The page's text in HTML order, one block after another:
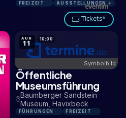
FREIZEIT AUSSTELLUNGEN
Tickets*
AUG
11
10:00
15,1 KM
Symbolbild
Öffentliche
Museumsführung
Baumberger Sandstein
Museum, Havixbeck
FÜHRUNGEN FREIZEIT